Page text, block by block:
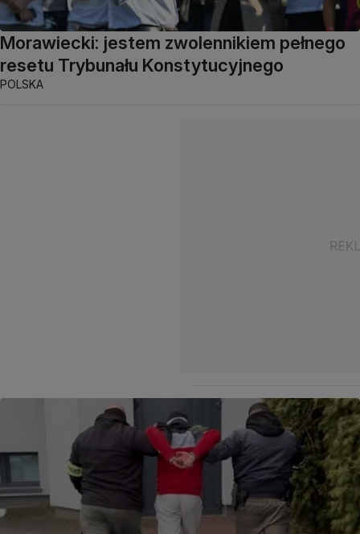
Morawiecki: jestem zwolennikiem pełnego
resetu Trybunału Konstytucyjnego
POLSKA